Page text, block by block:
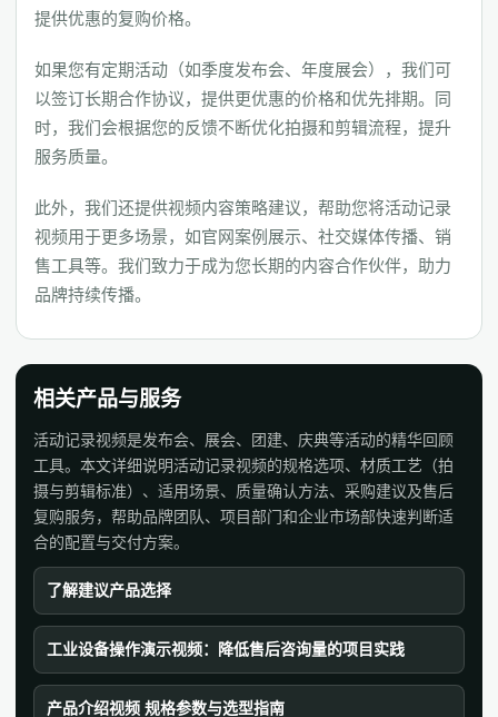
提供优惠的复购价格。
如果您有定期活动（如季度发布会、年度展会），我们可
以签订长期合作协议，提供更优惠的价格和优先排期。同
时，我们会根据您的反馈不断优化拍摄和剪辑流程，提升
服务质量。
此外，我们还提供视频内容策略建议，帮助您将活动记录
视频用于更多场景，如官网案例展示、社交媒体传播、销
售工具等。我们致力于成为您长期的内容合作伙伴，助力
品牌持续传播。
相关产品与服务
活动记录视频是发布会、展会、团建、庆典等活动的精华回顾
工具。本文详细说明活动记录视频的规格选项、材质工艺（拍
摄与剪辑标准）、适用场景、质量确认方法、采购建议及售后
复购服务，帮助品牌团队、项目部门和企业市场部快速判断适
合的配置与交付方案。
了解建议产品选择
工业设备操作演示视频：降低售后咨询量的项目实践
产品介绍视频 规格参数与选型指南